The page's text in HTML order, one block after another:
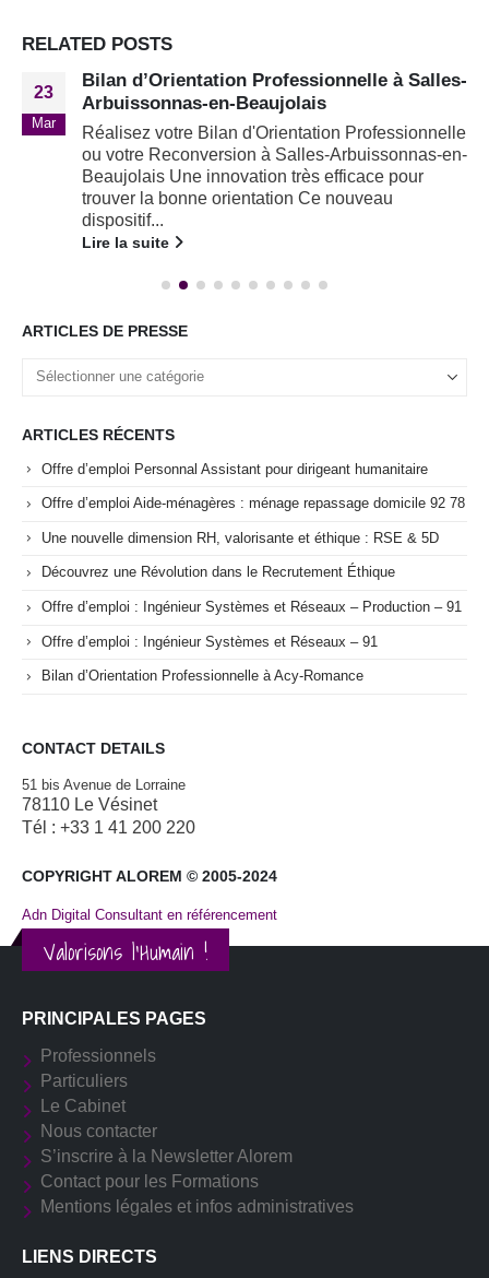
RELATED POSTS
23
Mar
Bilan d’Orientation Professionnelle à Salles-
Arbuissonnas-en-Beaujolais
Réalisez votre Bilan d'Orientation Professionnelle
ou votre Reconversion à Salles-Arbuissonnas-en-
Beaujolais Une innovation très efficace pour
trouver la bonne orientation Ce nouveau
dispositif...
Lire la suite
ARTICLES DE PRESSE
ARTICLES RÉCENTS
Offre d’emploi Personnal Assistant pour dirigeant humanitaire
Offre d’emploi Aide-ménagères : ménage repassage domicile 92 78
Une nouvelle dimension RH, valorisante et éthique : RSE & 5D
Découvrez une Révolution dans le Recrutement Éthique
Offre d’emploi : Ingénieur Systèmes et Réseaux – Production – 91
Offre d’emploi : Ingénieur Systèmes et Réseaux – 91
Bilan d’Orientation Professionnelle à Acy-Romance
CONTACT DETAILS
51 bis Avenue de Lorraine
78110 Le Vésinet
Tél : +33 1 41 200 220
COPYRIGHT ALOREM © 2005-2024
Adn Digital Consultant en référencement
Valorisons l'Humain !
PRINCIPALES PAGES
Professionnels
Particuliers
Le Cabinet
Nous contacter
S’inscrire à la Newsletter Alorem
Contact pour les Formations
Mentions légales et infos administratives
LIENS DIRECTS